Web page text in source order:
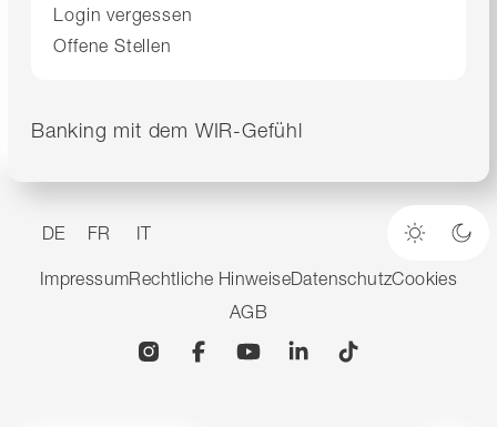
Login vergessen
Offene Stellen
Banking mit dem WIR-Gefühl
DE FR IT
Heller
ImpressumRechtliche HinweiseDatenschutzCookies
AGB
InstagramFacebookYouTubeLinkedin